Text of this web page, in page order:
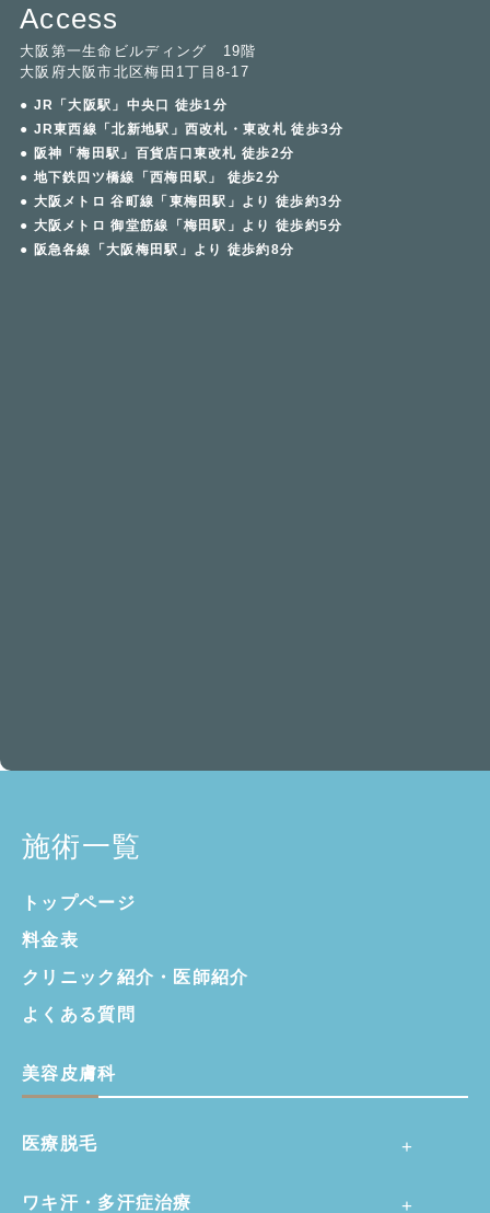
Access
大阪第一生命ビルディング 19階
大阪府大阪市北区梅田1丁目8-17
● JR「大阪駅」中央口 徒歩1分
● JR東西線「北新地駅」西改札・東改札 徒歩3分
● 阪神「梅田駅」百貨店口東改札 徒歩2分
● 地下鉄四ツ橋線「西梅田駅」 徒歩2分
● 大阪メトロ 谷町線「東梅田駅」より 徒歩約3分
● 大阪メトロ 御堂筋線「梅田駅」より 徒歩約5分
● 阪急各線「大阪梅田駅」より 徒歩約8分
施術一覧
トップページ
料金表
クリニック紹介・ 医師紹介
よくある質問
美容皮膚科
医療脱毛
ワキ汗・多汗症治療